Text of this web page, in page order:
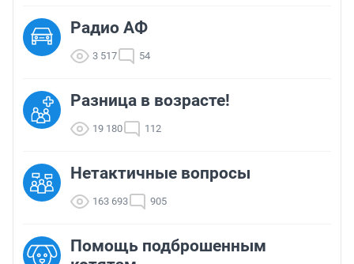
Радио АФ
3 517 54
Разница в возрасте!
19 180 112
Нетактичные вопросы
163 693 905
Помощь подброшенным